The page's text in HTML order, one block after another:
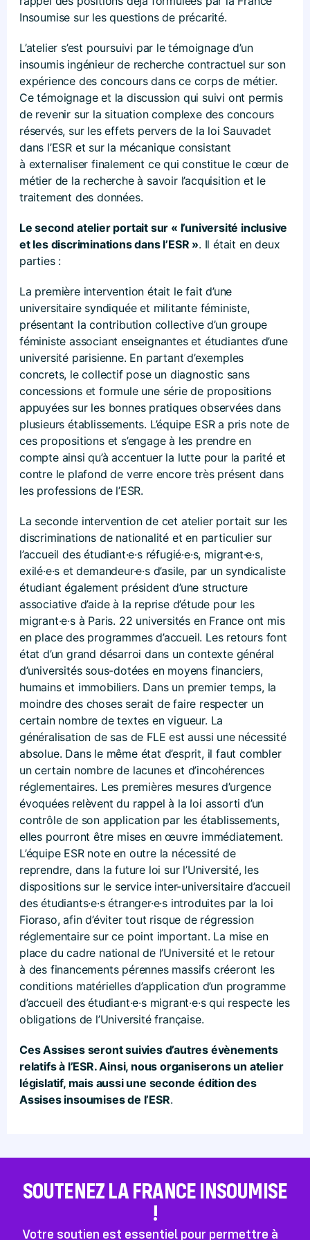
Insoumise sur les questions de précarité.
L’atelier s’est poursuivi par le témoignage d’un
insoumis ingénieur de recherche contractuel sur son
expérience des concours dans ce corps de métier.
Ce témoignage et la discussion qui suivi ont permis
de revenir sur la situation complexe des concours
réservés, sur les effets pervers de la loi Sauvadet
dans l’ESR et sur la mécanique consistant
à externaliser finalement ce qui constitue le cœur de
métier de la recherche à savoir l’acquisition et le
traitement des données.
Le second atelier portait sur « l’université inclusive
et les discriminations dans l’ESR ». Il était en deux
parties :
La première intervention était le fait d’une
universitaire syndiquée et militante féministe,
présentant la contribution collective d’un groupe
féministe associant enseignantes et étudiantes d’une
université parisienne. En partant d’exemples
concrets, le collectif pose un diagnostic sans
concessions et formule une série de propositions
appuyées sur les bonnes pratiques observées dans
plusieurs établissements. L’équipe ESR a pris note de
ces propositions et s’engage à les prendre en
compte ainsi qu’à accentuer la lutte pour la parité et
contre le plafond de verre encore très présent dans
les professions de l’ESR.
La seconde intervention de cet atelier portait sur les
discriminations de nationalité et en particulier sur
l’accueil des étudiant·e·s réfugié·e·s, migrant·e·s,
exilé·e·s et demandeur·e·s d’asile, par un syndicaliste
étudiant également président d’une structure
associative d’aide à la reprise d’étude pour les
migrant·e·s à Paris. 22 universités en France ont mis
en place des programmes d’accueil. Les retours font
état d’un grand désarroi dans un contexte général
d’universités sous-dotées en moyens financiers,
humains et immobiliers. Dans un premier temps, la
moindre des choses serait de faire respecter un
certain nombre de textes en vigueur. La
généralisation de sas de FLE est aussi une nécessité
absolue. Dans le même état d’esprit, il faut combler
un certain nombre de lacunes et d’incohérences
réglementaires. Les premières mesures d’urgence
évoquées relèvent du rappel à la loi assorti d’un
contrôle de son application par les établissements,
elles pourront être mises en œuvre immédiatement.
L’équipe ESR note en outre la nécessité de
reprendre, dans la future loi sur l’Université, les
dispositions sur le service inter-universitaire d’accueil
des étudiants·e·s étranger·e·s introduites par la loi
Fioraso, afin d’éviter tout risque de régression
réglementaire sur ce point important. La mise en
place du cadre national de l’Université et le retour
à des financements pérennes massifs créeront les
conditions matérielles d’application d’un programme
d’accueil des étudiant·e·s migrant·e·s qui respecte les
obligations de l’Université française.
Ces Assises seront suivies d’autres évènements
relatifs à l’ESR. Ainsi, nous organiserons un atelier
législatif, mais aussi une seconde édition des
Assises insoumises de l’ESR.
SOUTENEZ LA FRANCE INSOUMISE
!
Votre soutien est essentiel pour permettre à